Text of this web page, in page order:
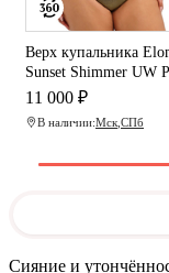
Верх купальника
Sunset Shimmer UW
Bikini Top (Gold Rush)
11 000 ₽
В наличии:Мск СПб
Сияние и